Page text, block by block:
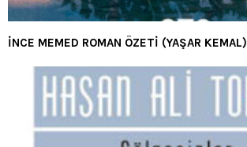
İNCE MEMED ROMAN ÖZETİ (YAŞAR KEMAL)